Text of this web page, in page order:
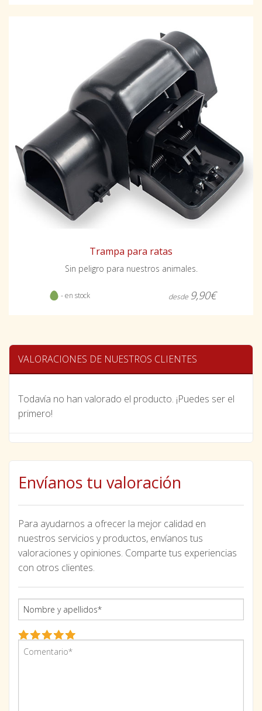
Trampa para ratas
Sin peligro para nuestros animales.
- en stock desde 9,90€
VALORACIONES DE NUESTROS CLIENTES
Todavía no han valorado el producto. ¡Puedes ser el
primero!
Envíanos tu valoración
Para ayudarnos a ofrecer la mejor calidad en
nuestros servicios y productos, envíanos tus
valoraciones y opiniones. Comparte tus experiencias
con otros clientes.